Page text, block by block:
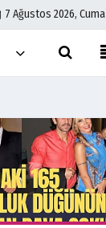
7 Ağustos 2026, Cuma
İletişim
Çerez Politikası
Gizlilik İlkeleri